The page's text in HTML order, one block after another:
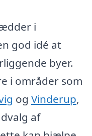
i
god idé at
byer.
i områder som
og Vinderup,
af